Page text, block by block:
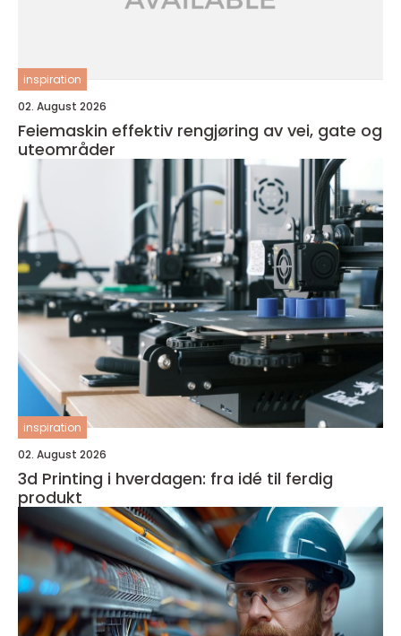
inspiration
02. August 2026
Feiemaskin effektiv rengjøring av vei, gate og
uteområder
inspiration
02. August 2026
3d Printing i hverdagen: fra idé til ferdig
produkt